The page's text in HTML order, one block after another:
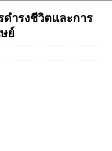
ดำรงชีวิตและการ
ย์